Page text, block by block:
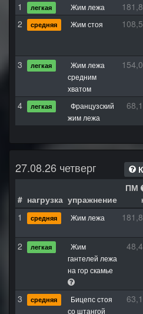
1 легкая Жим лежа
2
средняя Жим стоя
3
легкая
Жим лежа
средним
хватом
4 легкая
Французский
жим лежа
27.08.26 четверг
# нагрузка упражнение
ПМ
1 средняя Жим лежа
2
легкая
Жим
гантелей лежа
на гор скамье
3 средняя
Бицепс стоя
со штангой